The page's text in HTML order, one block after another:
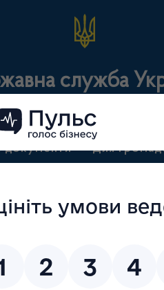
служба
засобів та контролю за
документи Для
Державний
нагляд
ліцензії на провадження/